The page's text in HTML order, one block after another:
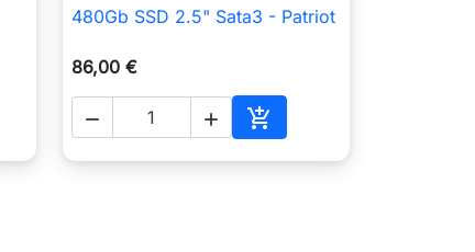
 Anteprima
480Gb SSD 2.5" Sata3 - Patriot
86,00 €
  
Aggiungi al carrello